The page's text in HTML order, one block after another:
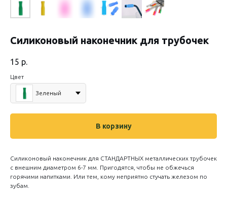
Силиконовый наконечник для трубочек
15 р.
Цвет
Зеленый
В корзину
Силиконовый наконечник для СТАНДАРТНЫХ металлических трубочек
с внешним диаметром 6-7 мм. Пригодятся, чтобы не обжечься
горячими напитками. Или тем, кому неприятно стучать железом по
зубам.